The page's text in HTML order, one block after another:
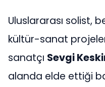
Uluslararası solist,
kültür-sanat
sanatçı Sevgi
alanda elde ettiği